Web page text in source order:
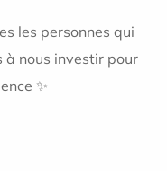
les personnes qui
à nous investir pour
✨